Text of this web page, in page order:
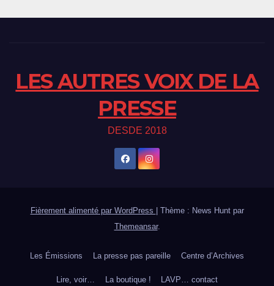
LES AUTRES VOIX DE LA
PRESSE
DESDE 2018
Fièrement alimenté par WordPress
Thème : News Hunt par
Themeansar.
Les Émissions La presse pas pareille Centre d’Archives
Lire, voir… La boutique ! LAVP… contact